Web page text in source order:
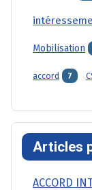
Mobilisation
accord 7
Articles
ACCORD